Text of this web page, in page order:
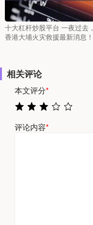
十大杠杆炒股平台 一夜过去，
香港大埔火灾救援最新消息！
相关评论
本文评分*
评论内容*